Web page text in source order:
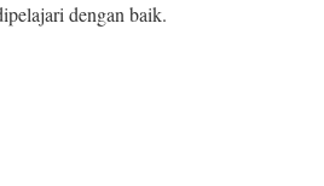
dengan baik.